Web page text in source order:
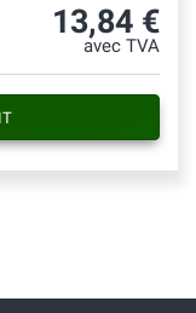
13,84 €
avec TVA